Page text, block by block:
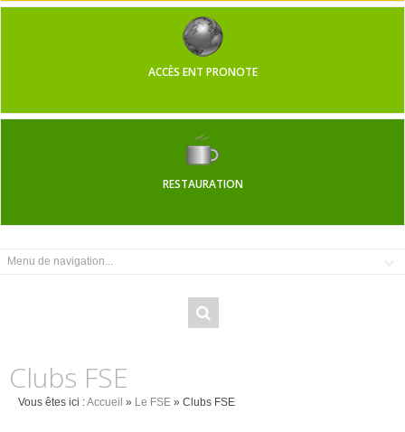
ACCÈS ENT PRONOTE
RESTAURATION
Clubs FSE
Vous êtes ici :Accueil » Le FSE » Clubs FSE